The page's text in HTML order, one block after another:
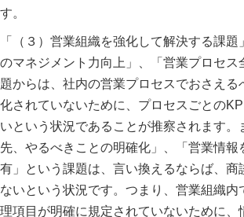
す。
「（３）営業組織を強化して解決する課
のマネジメント力向上」、「営業プロセス
題からは、社内の営業プロセスでおさえる
化されていないために、プロセスごとの
いという状況であることが推察されます。
先、やるべきことの明確化」、「営業情報
有」という課題は、言い換えるならば、商
ないという状況です。つまり、営業組織内
理項目が明確に規定されていないために、